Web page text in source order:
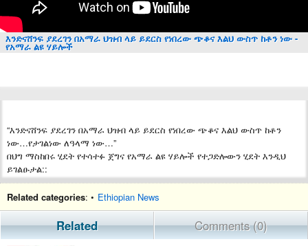
እንድናሸንፍ ያደረገን በአማራ ህዝብ ላይ ይደርስ የነበረው ጭቆና እልህ ውስጥ ከቶን ነው -
የአማራ ልዩ ሃይሎች
“እንድናሸንፍ ያደረገን በአማራ ህዝብ ላይ ይደርስ የነበረው ጭቆና እልህ ውስጥ ከቶን
ነው…የታገልነው ለዓላማ ነው…”
በህግ ማስከበሩ ሂደት የተሳተፉ ጀግና የአማራ ልዩ ሃይሎች የተጋድሎውን ሂደት እንዲህ
ይገልፁታል::
Related categories: • Ethiopian News
Related Comments (0)